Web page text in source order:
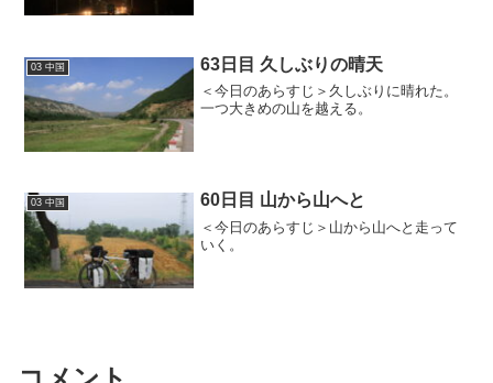
03 中国 63日目 久しぶりの晴天
＜今日のあらすじ＞久しぶりに晴れた。
一つ大きめの山を越える。
03 中国 60日目 山から山へと
＜今日のあらすじ＞山から山へと走って
いく。